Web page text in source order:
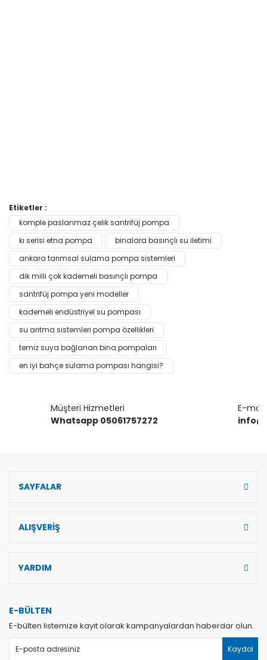
Bu ürüne ilk yorumu siz yapın!
Yorum Yaz
Bu ürünün fiyat bilgisi, resim, ürün açıklamalarında ve diğer
konularda yetersiz gördüğünüz noktaları öneri formunu
kullanarak tarafımıza iletebilirsiniz.
Görüş ve önerileriniz için teşekkür ederiz.
Ürün resmi kalitesiz, bozuk veya görüntülenemiyor.
Ürün açıklamasında eksik bilgiler bulunuyor.
Ürün bilgilerinde hatalar bulunuyor.
Ürün fiyatı diğer sitelerden daha pahalı.
Bu ürüne benzer farklı alternatifler olmalı.
Gönder
Etiketler :
komple paslanmaz çelik santrifüj pompa
kı serisi etna pompa
binalara basınçlı su iletimi
ankara tarımsal sulama pompa sistemleri
dik milli çok kademeli basınçlı pompa
santrifüj pompa yeni modeller
kademeli endüstriyel su pompası
su arıtma sistemleri pompa özellikleri
temiz suya bağlanan bina pompaları
en iyi bahçe sulama pompası hangisi?
Müşteri Hizmetleri
Whatsapp 05061757272
E-mail
SAYFALAR
ALIŞVERİŞ
YARDIM
E-BÜLTEN
E-bülten listemize kayıt olarak kampanyalardan haberdar olun.
Kaydol